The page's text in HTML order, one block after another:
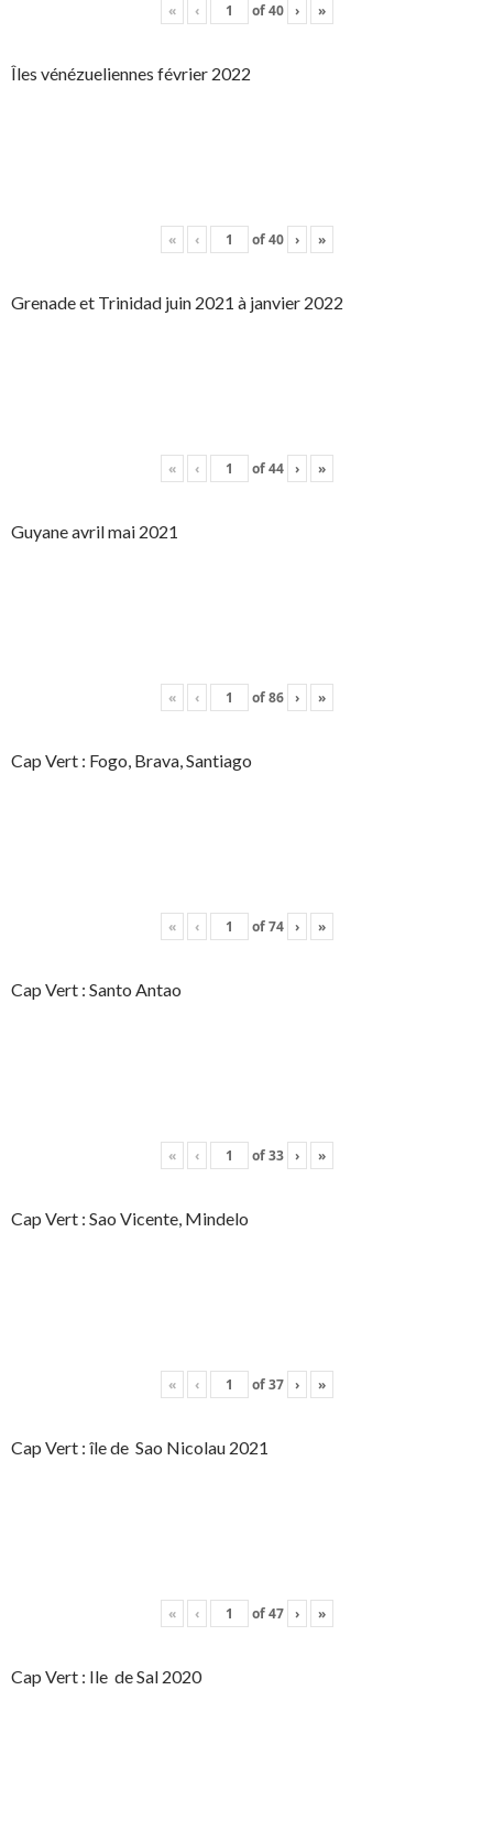
« ‹ of40 › »
Îles vénézueliennes février 2022
« ‹ of40 › »
Grenade et Trinidad juin 2021 à janvier 2022
« ‹ of44 › »
Guyane avril mai 2021
« ‹ of86 › »
Cap Vert : Fogo, Brava, Santiago
« ‹ of74 › »
Cap Vert : Santo Antao
« ‹ of33 › »
Cap Vert : Sao Vicente, Mindelo
« ‹ of37 › »
Cap Vert : île de Sao Nicolau 2021
« ‹ of47 › »
Cap Vert : Ile de Sal 2020